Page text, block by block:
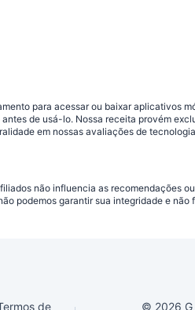
para acessar ou baixar aplicativos
de usá-lo. Nossa receita provém
em nossas avaliações de
não influencia as recomendações
podemos garantir sua integridade e
de © 2026 G